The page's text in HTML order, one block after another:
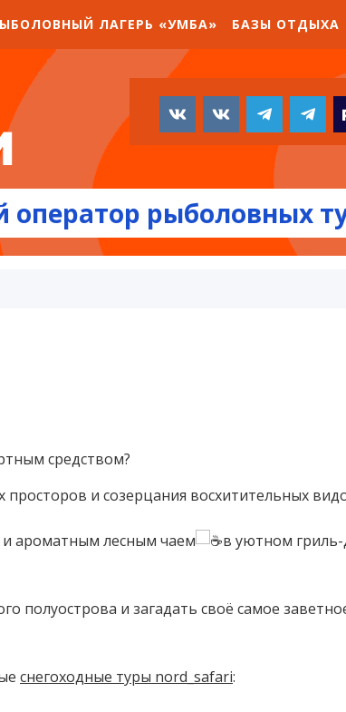
ЛАГЕРЬ «УМБА» БАЗЫ ОТДЫХА
рыболовных
средством?⁣⁣⠀
и созерцания восхитительных
и ароматным лесным чаем
в уютном
полуострова и загадать своё самое
снегоходные туры nord_safari⁣⁣: